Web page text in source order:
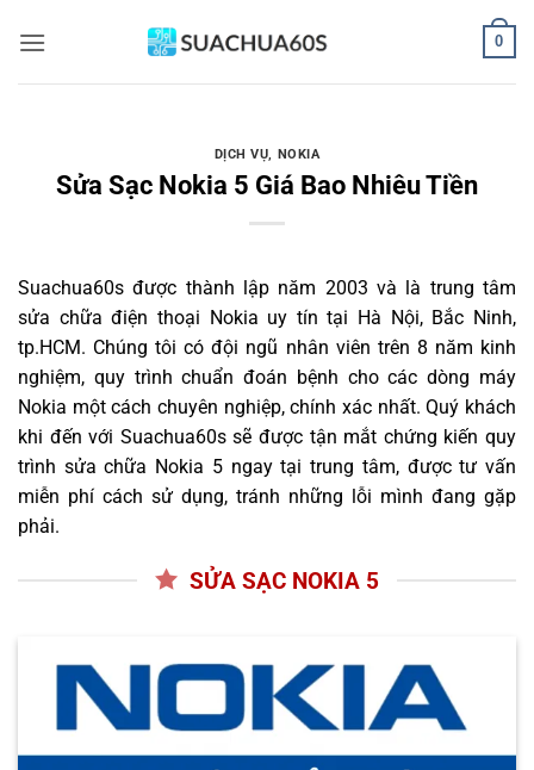
qua
0
DỊCH VỤ, NOKIA
Sửa Sạc Nokia 5 Giá Bao Nhiêu Tiền
Suachua60s được thành lập năm 2003 và là trung tâm
sửa chữa điện thoại Nokia uy tín tại Hà Nội, Bắc Ninh,
tp.HCM. Chúng tôi có đội ngũ nhân viên trên 8 năm kinh
nghiệm, quy trình chuẩn đoán bệnh cho các dòng máy
Nokia một cách chuyên nghiệp, chính xác nhất. Quý khách
khi đến với Suachua60s sẽ được tận mắt chứng kiến quy
trình sửa chữa Nokia 5 ngay tại trung tâm, được tư vấn
miễn phí cách sử dụng, tránh những lỗi mình đang gặp
phải.
SỬA SẠC NOKIA 5